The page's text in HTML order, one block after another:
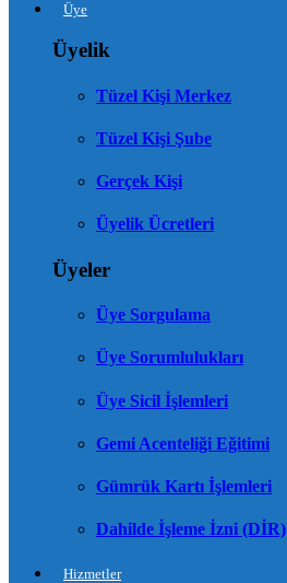
Üye
Üyelik
Tüzel Kişi Merkez
Tüzel Kişi Şube
Gerçek Kişi
Üyelik Ücretleri
Üyeler
Üye Sorgulama
Üye Sorumlulukları
Üye Sicil İşlemleri
Gemi Acenteliği Eğitimi
Gümrük Kartı İşlemleri
Dahilde İşleme İzni (DİR)
Hizmetler